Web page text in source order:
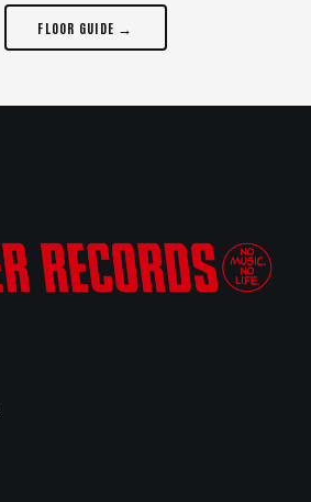
FLOOR GUIDE →